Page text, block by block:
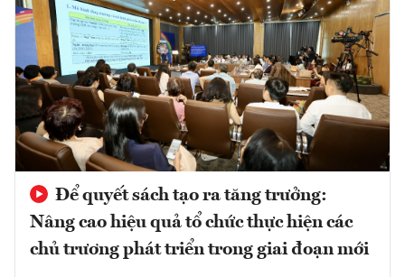
Để quyết sách tạo ra tăng trưởng:
Nâng cao hiệu quả tổ chức thực hiện các
chủ trương phát triển trong giai đoạn mới